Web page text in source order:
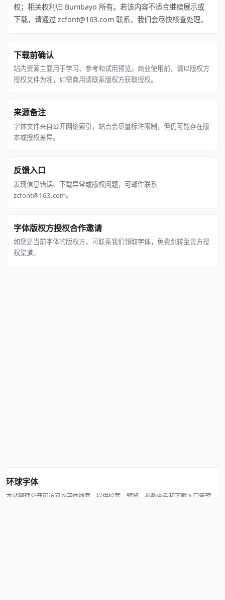
权；相关权利归 Bumbayo 所有。若该内容不适合继续展示或
下载，请通过 zcfont@163.com 联系，我们会尽快核查处理。
下载前确认
站内资源主要用于学习、参考和试用预览。商业使用前，请以版权方
授权文件为准，如需商用请联系版权方获取授权。
来源备注
字体文件来自公开网络索引，站点会尽量标注限制，但仍可能存在版
本或授权差异。
反馈入口
发现信息错误、下载异常或版权问题，可邮件联系
zcfont@163.com。
字体版权方授权合作邀请
如您是当前字体的版权方，可联系我们领取字体，免费跳转至贵方授
权渠道。
环球字体
本站整理公开可访问的字体线索，提供检索、预览、参数查看和下载入口管理。